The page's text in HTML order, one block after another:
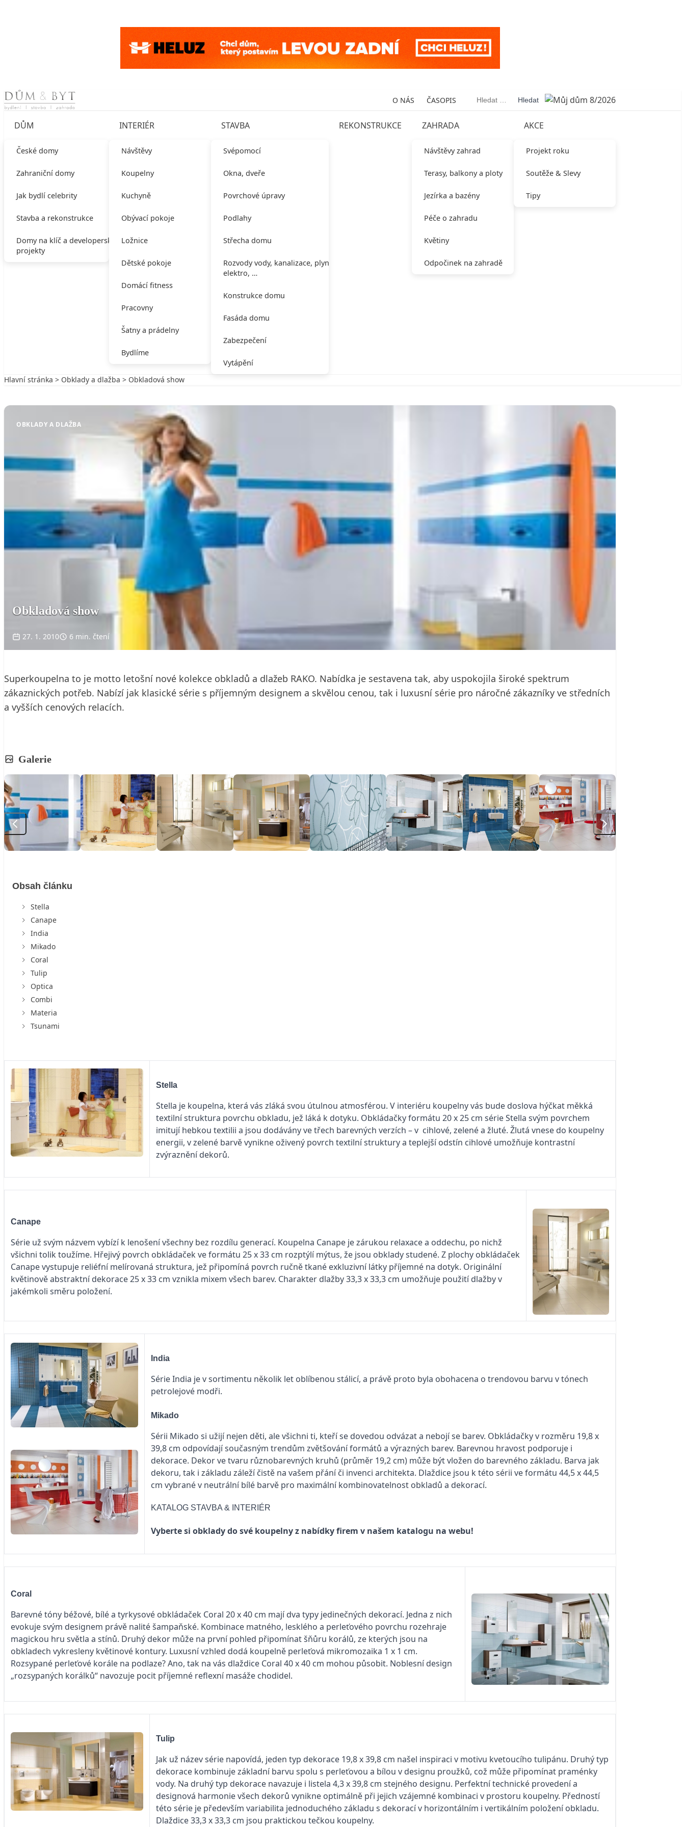
Skip to content O NÁS ČASOPIS Vyhledávání
DŮM
České domy
Zahraniční domy
Jak bydlí celebrity
Stavba a rekonstrukce
Domy na klíč a developerské
projekty
INTERIÉR
Návštěvy
Koupelny
Kuchyně
Obývací pokoje
Ložnice
Dětské pokoje
Domácí fitness
Pracovny
Šatny a prádelny
Bydlíme
STAVBA
Svépomocí
Okna, dveře
Povrchové úpravy
Podlahy
Střecha domu
Rozvody vody, kanalizace, plynu,
elektro, …
Konstrukce domu
Fasáda domu
Zabezpečení
Vytápění
REKONSTRUKCE ZAHRADA
Návštěvy zahrad
Terasy, balkony a ploty
Jezírka a bazény
Péče o zahradu
Květiny
Odpočinek na zahradě
AKCE
Projekt roku
Soutěže & Slevy
Tipy
Hlavní stránka > Obklady a dlažba > Obkladová show
OBKLADY A DLAŽBA
Obkladová show
27. 1. 2010 6 min. čtení
Superkoupelna to je motto letošní nové kolekce obkladů a dlažeb RAKO. Nabídka je sestavena tak, aby uspokojila široké spektrum
zákaznických potřeb. Nabízí jak klasické série s příjemným designem a skvělou cenou, tak i luxusní série pro náročné zákazníky ve středních
a vyšších cenových relacích.
Galerie
Obsah článku
Stella
Canape
India
Mikado
Coral
Tulip
Optica
Combi
Materia
Tsunami
Stella
Stella je koupelna, která vás zláká svou útulnou atmosférou. V interiéru koupelny vás bude doslova hýčkat měkká
textilní struktura povrchu obkladu, jež láká k dotyku. Obkládačky formátu 20 x 25 cm série Stella svým povrchem
imitují hebkou textilii a jsou dodávány ve třech barevných verzích – v cihlové, zelené a žluté. Žlutá vnese do koupelny
energii, v zelené barvě vynikne oživený povrch textilní struktury a teplejší odstín cihlové umožňuje kontrastní
zvýraznění dekorů.
Canape
Série už svým názvem vybízí k lenošení všechny bez rozdílu generací. Koupelna Canape je zárukou relaxace a oddechu, po nichž
všichni tolik toužíme. Hřejivý povrch obkládaček ve formátu 25 x 33 cm rozptýlí mýtus, že jsou obklady studené. Z plochy obkládaček
Canape vystupuje reliéfní melírovaná struktura, jež připomíná povrch ručně tkané exkluzivní látky příjemné na dotyk. Originální
květinově abstraktní dekorace 25 x 33 cm vznikla mixem všech barev. Charakter dlažby 33,3 x 33,3 cm umožňuje použití dlažby v
jakémkoli směru položení.
India
Série India je v sortimentu několik let oblíbenou stálicí, a právě proto byla obohacena o trendovou barvu v tónech
petrolejové modři.
Mikado
Sérii Mikado si užijí nejen děti, ale všichni ti, kteří se dovedou odvázat a nebojí se barev. Obkládačky v rozměru 19,8 x
39,8 cm odpovídají současným trendům zvětšování formátů a výrazných barev. Barevnou hravost podporuje i
dekorace. Dekor ve tvaru různobarevných kruhů (průměr 19,2 cm) může být vložen do barevného základu. Barva jak
dekoru, tak i základu záleží čistě na vašem přání či invenci architekta. Dlaždice jsou k této sérii ve formátu 44,5 x 44,5
cm vybrané v neutrální bílé barvě pro maximální kombinovatelnost obkladů a dekorací.
KATALOG STAVBA & INTERIÉR
Vyberte si obklady do své koupelny z nabídky firem v našem katalogu na webu!
Coral
Barevné tóny béžové, bílé a tyrkysové obkládaček Coral 20 x 40 cm mají dva typy jedinečných dekorací. Jedna z nich
evokuje svým designem právě nalité šampaňské. Kombinace matného, lesklého a perleťového povrchu rozehraje
magickou hru světla a stínů. Druhý dekor může na první pohled připomínat šňůru korálů, ze kterých jsou na
obkladech vykresleny květinové kontury. Luxusní vzhled dodá koupelně perleťová mikromozaika 1 x 1 cm.
Rozsypané perleťové korále na podlaze? Ano, tak na vás dlaždice Coral 40 x 40 cm mohou působit. Noblesní design
„rozsypaných korálků“ navozuje pocit příjemné reflexní masáže chodidel.
Tulip
Jak už název série napovídá, jeden typ dekorace 19,8 x 39,8 cm našel inspiraci v motivu kvetoucího tulipánu. Druhý typ
dekorace kombinuje základní barvu spolu s perleťovou a bílou v designu proužků, což může připomínat praménky
vody. Na druhý typ dekorace navazuje i listela 4,3 x 39,8 cm stejného designu. Perfektní technické provedení a
designová harmonie všech dekorů vynikne optimálně při jejich vzájemné kombinaci v prostoru koupelny. Předností
této série je především variabilita jednoduchého základu s dekorací v horizontálním i vertikálním položení obkladu.
Dlaždice 33,3 x 33,3 cm jsou praktickou tečkou koupelny.